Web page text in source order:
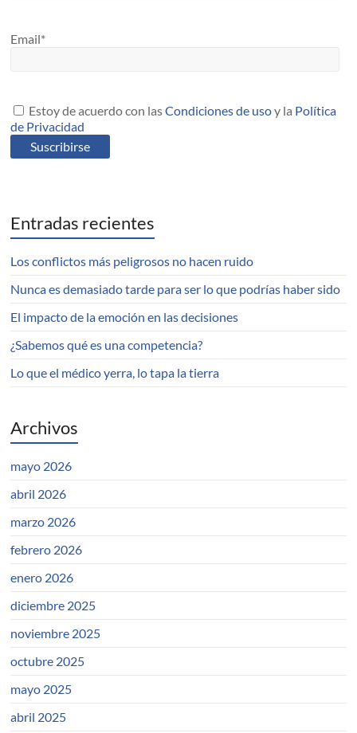
Email*
Estoy de acuerdo con lasCondiciones de usoy la Política
de Privacidad
Entradas recientes
Los conflictos más peligrosos no hacen ruido
Nunca es demasiado tarde para ser lo que podrías haber sido
El impacto de la emoción en las decisiones
¿Sabemos qué es una competencia?
Lo que el médico yerra, lo tapa la tierra
Archivos
mayo 2026
abril 2026
marzo 2026
febrero 2026
enero 2026
diciembre 2025
noviembre 2025
octubre 2025
mayo 2025
abril 2025